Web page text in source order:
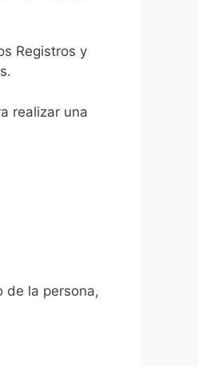
Registros y
realizar una
de la persona,